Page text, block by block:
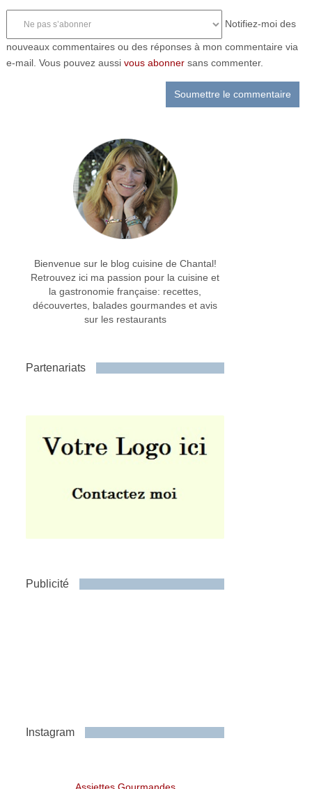
Notifiez-moi des
nouveaux commentaires ou des réponses à mon commentaire via
e-mail. Vous pouvez aussi vous abonnersans commenter.
Bienvenue sur le blog cuisine de Chantal!
Retrouvez ici ma passion pour la cuisine et
la gastronomie française: recettes,
découvertes, balades gourmandes et avis
sur les restaurants
Partenariats
Publicité
Instagram